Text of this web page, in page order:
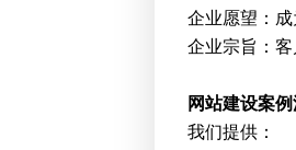
企业愿望：
企业宗旨：
网站建设案例
我们提供：